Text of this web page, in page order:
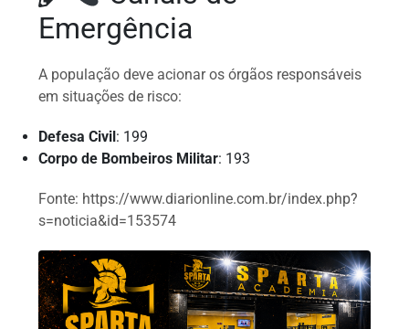
Emergência
A população deve acionar os órgãos responsáveis
em situações de risco:
Defesa Civil: 199
Corpo de Bombeiros Militar: 193
Fonte: https://www.diarionline.com.br/index.php?
s=noticia&id=153574